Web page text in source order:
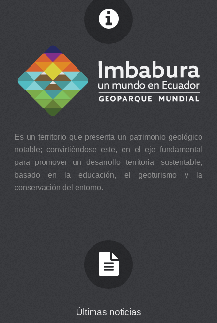
Es un territorio que presenta un patrimonio geológico
notable; convirtiéndose este, en el eje fundamental
para promover un desarrollo territorial sustentable,
basado en la educación, el geoturismo y la
conservación del entorno.
Últimas noticias